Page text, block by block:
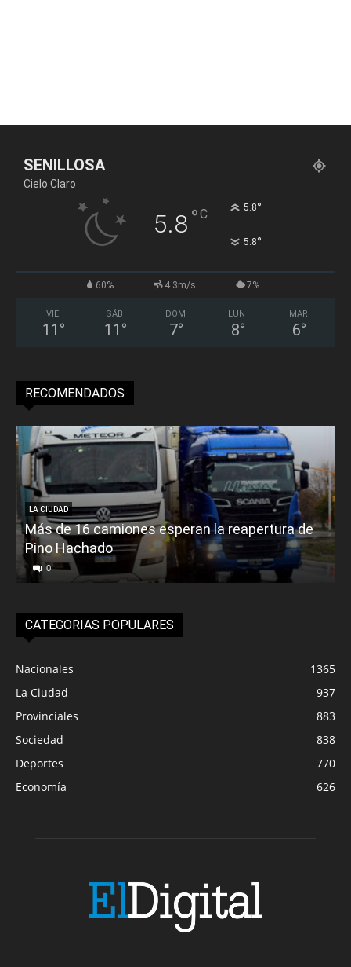
SENILLOSA
Cielo Claro
5.8°C 5.8°
5.8°
60% 4.3m/s 7%
VIE
11 °
SÁB
11 °
DOM
7°
LUN
8°
MAR
6°
RECOMENDADOS
LA CIUDAD
Más de 16 camiones esperan la reapertura de
Pino Hachado
0
CATEGORIAS POPULARES
Nacionales
1365
La Ciudad
937
Provinciales
883
Sociedad
838
Deportes
770
Economía
626